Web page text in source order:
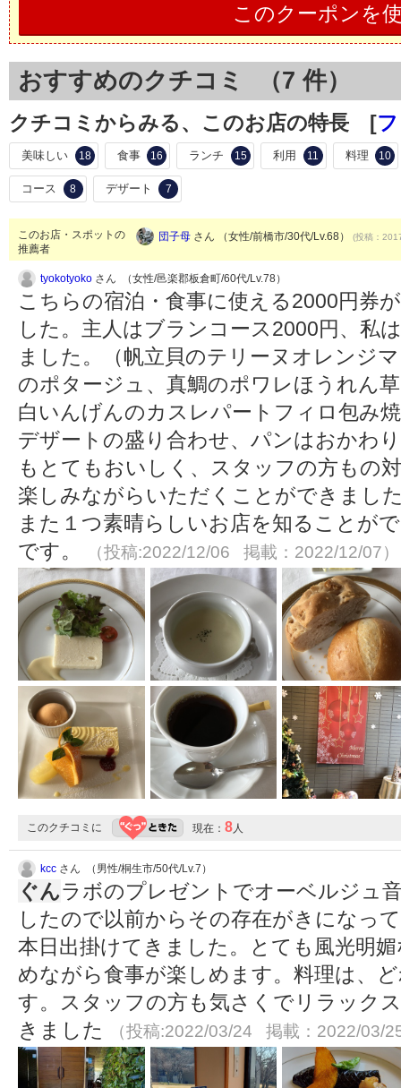
このクーポンを
おすすめのクチコミ （7 件）
クチコミからみる、このお店の特長 [
美味しい 18 食事 16 ランチ 15 利用 11 料理 10
コース 8 デザート 7
このお店・スポットの
推薦者
団子母 さん （女性/前橋市/30代/Lv.68） (投稿：
tyokotyoko さん （女性/邑楽郡板倉町/60代/Lv.78）
こちらの宿泊・食事に使える2000円券
した。主人はブランコース2000円、私
ました。（帆立貝のテリーヌオレンジ
のポタージュ、真鯛のポワレほうれん
白いんげんのカスレパートフィロ包み
デザートの盛り合わせ、パンはおかわ
もとてもおいしく、スタッフの方もの
楽しみながらいただくことができまし
また１つ素晴らしいお店を知ることが
です。
（投稿:2022/12/06 掲載：2022/12/07）
このクチコミに 現在： 8人
kcc さん （男性/桐生市/50代/Lv.7）
ぐんラボのプレゼントでオーベルジュ
したので以前からその存在がきになっ
本日出掛けてきました。とても風光明
めながら食事が楽しめます。料理は、
す。スタッフの方も気さくでリラック
きました
（投稿:2022/03/24 掲載：2022/03/